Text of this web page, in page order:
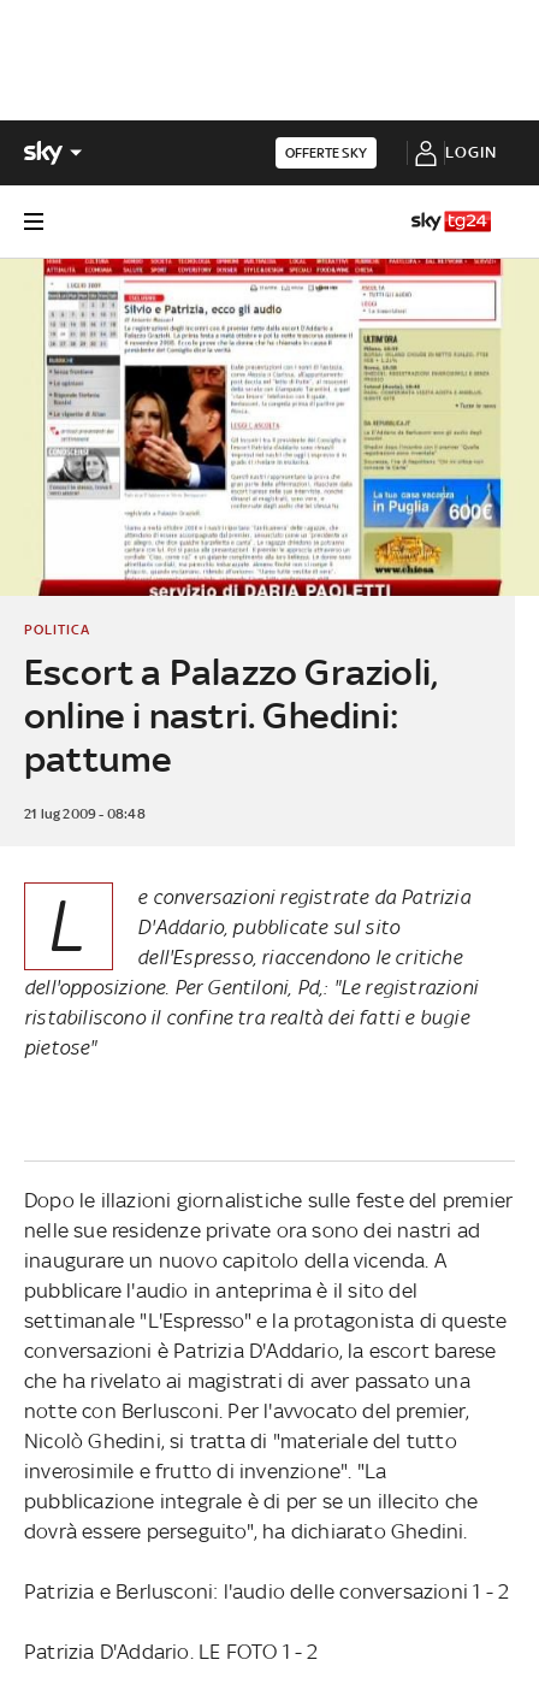
OFFERTE SKY LOGIN
Escort a Palazzo Grazioli,
online i nastri. Ghedini:
pattume
POLITICA
21 lug 2009 - 08:48
L
e conversazioni registrate da Patrizia
D'Addario, pubblicate sul sito
dell'Espresso, riaccendono le critiche
dell'opposizione. Per Gentiloni, Pd,: "Le registrazioni
ristabiliscono il confine tra realtà dei fatti e bugie
pietose"
Dopo le illazioni giornalistiche sulle feste del premier
nelle sue residenze private ora sono dei nastri ad
inaugurare un nuovo capitolo della vicenda. A
pubblicare l'audio in anteprima è il sito del
settimanale "L'Espresso" e la protagonista di queste
conversazioni è Patrizia D'Addario, la escort barese
che ha rivelato ai magistrati di aver passato una
notte con Berlusconi. Per l'avvocato del premier,
Nicolò Ghedini, si tratta di "materiale del tutto
inverosimile e frutto di invenzione". "La
pubblicazione integrale è di per se un illecito che
dovrà essere perseguito", ha dichiarato Ghedini.
Patrizia e Berlusconi: l'audio delle conversazioni 1 - 2
Patrizia D'Addario. LE FOTO 1 - 2